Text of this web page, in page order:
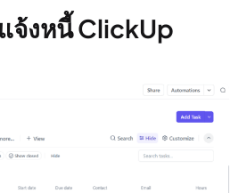
จ้งหนี้ ClickUp